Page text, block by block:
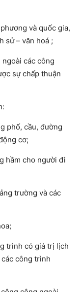
và quốc gia,
sử – văn hoá ;
các công
sự chấp thuận
phố, cầu, đường
cơ;
hầm cho người đi
trường và các
trình có giá trị lịch
công trình